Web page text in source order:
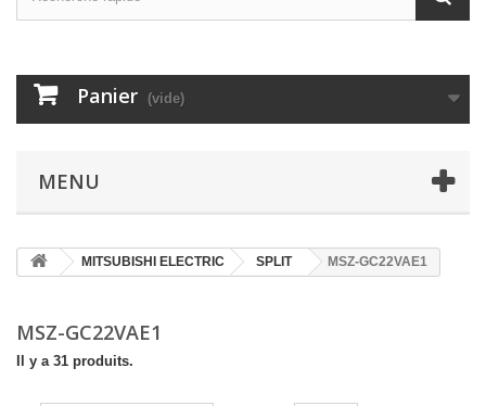
Panier (vide)
MENU
MITSUBISHI ELECTRIC SPLIT MSZ-GC22VAE1
MSZ-GC22VAE1
Il y a 31 produits.